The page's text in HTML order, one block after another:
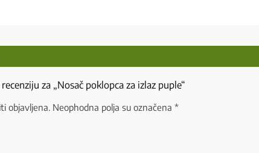
za „Nosač poklopca za izlaz puple“
objavljena. Neophodna polja su označena *